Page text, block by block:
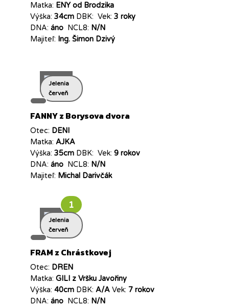
Matka: ENY od Brodzika
Výška: 34cm DBK: Vek: 3 roky
DNA: áno NCL8: N/N
Majiteľ: Ing. Šimon Dzivý
Jelenia
červeň
FANNY z Borysova dvora
Otec: DENI
Matka: AJKA
Výška: 35cm DBK: Vek: 9 rokov
DNA: áno NCL8: N/N
Majiteľ: Michal Darivčák
1
Jelenia
červeň
FRAM z Chrástkovej
Otec: DREN
Matka: GILI z Vršku Javořiny
Výška: 40cm DBK: A/A Vek: 7 rokov
DNA: áno NCL8: N/N